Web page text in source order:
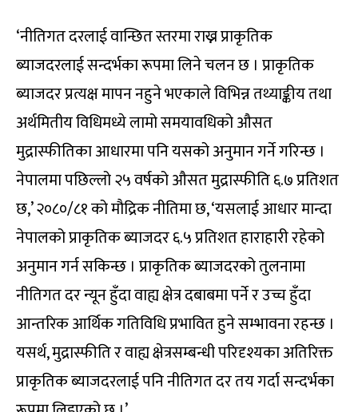
‘नीतिगत दरलाई वान्छित स्तरमा राख्न प्राकृतिक
ब्याजदरलाई सन्दर्भका रूपमा लिने चलन छ । प्राकृतिक
ब्याजदर प्रत्यक्ष मापन नहुने भएकाले विभिन्न तथ्याङ्कीय तथा
अर्थमितीय विधिमध्ये लामो समयावधिको औसत
मुद्रास्फीतिका आधारमा पनि यसको अनुमान गर्ने गरिन्छ ।
नेपालमा पछिल्लो २५ वर्षको औसत मुद्रास्फीति ६.७ प्रतिशत
छ,’ २०८०/८१ को मौद्रिक नीतिमा छ, ‘यसलाई आधार मान्दा
नेपालको प्राकृतिक ब्याजदर ६.५ प्रतिशत हाराहारी रहेको
अनुमान गर्न सकिन्छ । प्राकृतिक ब्याजदरको तुलनामा
नीतिगत दर न्यून हुँदा वाह्य क्षेत्र दबाबमा पर्ने र उच्च हुँदा
आन्तरिक आर्थिक गतिविधि प्रभावित हुने सम्भावना रहन्छ ।
यसर्थ, मुद्रास्फीति र वाह्य क्षेत्रसम्बन्धी परिदृश्यका अतिरिक्त
प्राकृतिक ब्याजदरलाई पनि नीतिगत दर तय गर्दा सन्दर्भका